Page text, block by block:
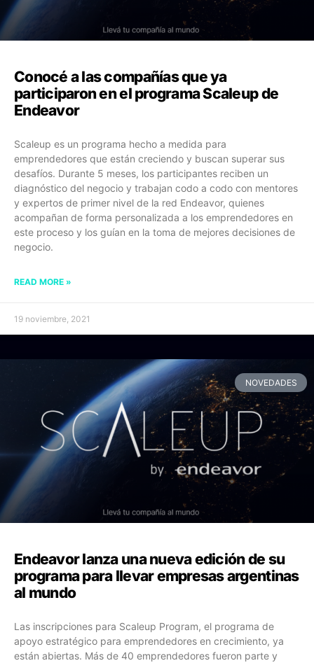
Conocé a las compañías que ya
participaron en el programa Scaleup de
Endeavor
Scaleup es un programa hecho a medida para
emprendedores que están creciendo y buscan superar sus
desafíos. Durante 5 meses, los participantes reciben un
diagnóstico del negocio y trabajan codo a codo con mentores
y expertos de primer nivel de la red Endeavor, quienes
acompañan de forma personalizada a los emprendedores en
este proceso y los guían en la toma de mejores decisiones de
negocio.
READ MORE »
19 noviembre, 2021
NOVEDADES
Endeavor lanza una nueva edición de su
programa para llevar empresas argentinas
al mundo
Las inscripciones para Scaleup Program, el programa de
apoyo estratégico para emprendedores en crecimiento, ya
están abiertas. Más de 40 emprendedores fueron parte y